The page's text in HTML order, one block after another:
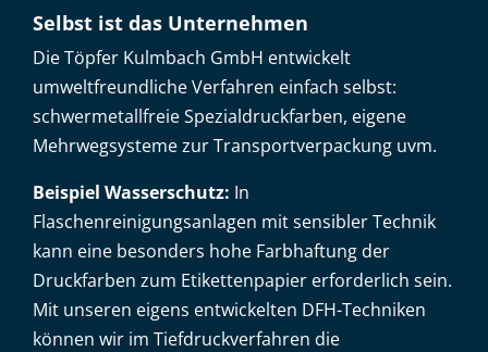
Selbst ist das Unternehmen
Die Töpfer Kulmbach GmbH entwickelt
umweltfreundliche Verfahren einfach selbst:
schwermetallfreie Spezialdruckfarben, eigene
Mehrwegsysteme zur Transportverpackung uvm.
Beispiel Wasserschutz: In
Flaschenreinigungsanlagen mit sensibler Technik
kann eine besonders hohe Farbhaftung der
Druckfarben zum Etikettenpapier erforderlich sein.
Mit unseren eigens entwickelten DFH-Techniken
können wir im Tiefdruckverfahren die